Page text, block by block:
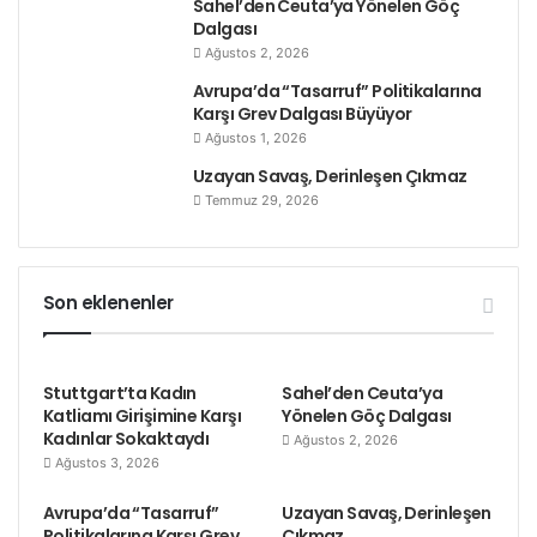
çalışmak, sendikasız çalışmak, KÖLELİKTİR!” TEKEL
İşçileri imzalı pankart açıldı.“Kavga bitmedi, daha
yeni başlıyor!” , “Tekel işçisi yalnız değildir!”
İşçilerin hazırladığı basın metnini aynen yayınlıyoruz:
2. TEKEL Direnişi’nin 78. gününde: 4/C’ye, geçici,
sözleşmeli, taşeron çalışmaya karşı mücadelemizi
Türkiye’ye yaymak üzere çadırlarımızı kaldırıyoruz.
konfederasyonlara ve tüm sendikalara, meslek
örgütlerine sesleniyoruz. Başta 4/C olmak üzere
bütün esnek çalışma biçimlerine karşı birleşik
Sahel’den Ceuta’ya Yönelen Göç
Dalgası
Ağustos 2, 2026
Avrupa’da “Tasarruf” Politikalarına
Karşı Grev Dalgası Büyüyor
Ağustos 1, 2026
Uzayan Savaş, Derinleşen Çıkmaz
Temmuz 29, 2026
Son eklenenler
Stuttgart’ta Kadın
Katliamı Girişimine Karşı
Kadınlar Sokaktaydı
Ağustos 3, 2026
Sahel’den Ceuta’ya
Yönelen Göç Dalgası
Ağustos 2, 2026
Avrupa’da “Tasarruf”
Uzayan Savaş, Derinleşen